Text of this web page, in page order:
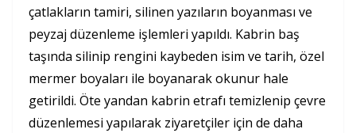
çatlakların tamiri, silinen yazıların boyanması ve
peyzaj düzenleme işlemleri yapıldı. Kabrin baş
taşında silinip rengini kaybeden isim ve tarih, özel
mermer boyaları ile boyanarak okunur hale
getirildi. Öte yandan kabrin etrafı temizlenip çevre
düzenlemesi yapılarak ziyaretçiler için de daha